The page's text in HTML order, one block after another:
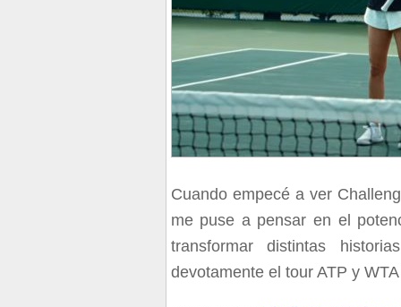
Cuando empecé a ver
me puse a pensar en el
transformar distintas
devotamente el tour ATP y